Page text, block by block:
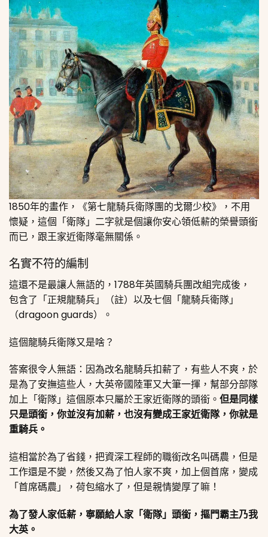
1850年的畫作，《第七龍騎兵衛隊團的戈爾少校》，不用
懷疑，這個「衛隊」二字就是個讓你安心領低薪的榮譽頭銜
而已，跟王家近衛隊毫無關係。
名實不符的編制
這還不是最讓人無語的，1788年英國騎兵團改組完成後，
包含了「正規龍騎兵」（註）以及七個「龍騎兵衛隊」
（dragoon guards）。
這個龍騎兵衛隊又是啥？
答案很令人無語：因為改名龍騎兵扣薪了，有些人不爽，於
是為了安撫這些人，大英帝國陸軍又大筆一揮，幫部分部隊
加上「衛隊」這個原本只屬於王家近衛隊的頭銜。 但是同樣
只是頭銜，你並沒有加薪，也沒有變成王家近衛隊，你就是
重騎兵。
這相當於為了省錢，把資深工程師的職銜改名叫碼農，但是
工作還是不變，然後又為了怕人家不爽，加上個首席，變成
「首席碼農」，荷包縮水了，但是親情變厚了嘛！
為了發人家低薪，寧願給人家「衛隊」頭銜，摳門霸主乃我
大英。